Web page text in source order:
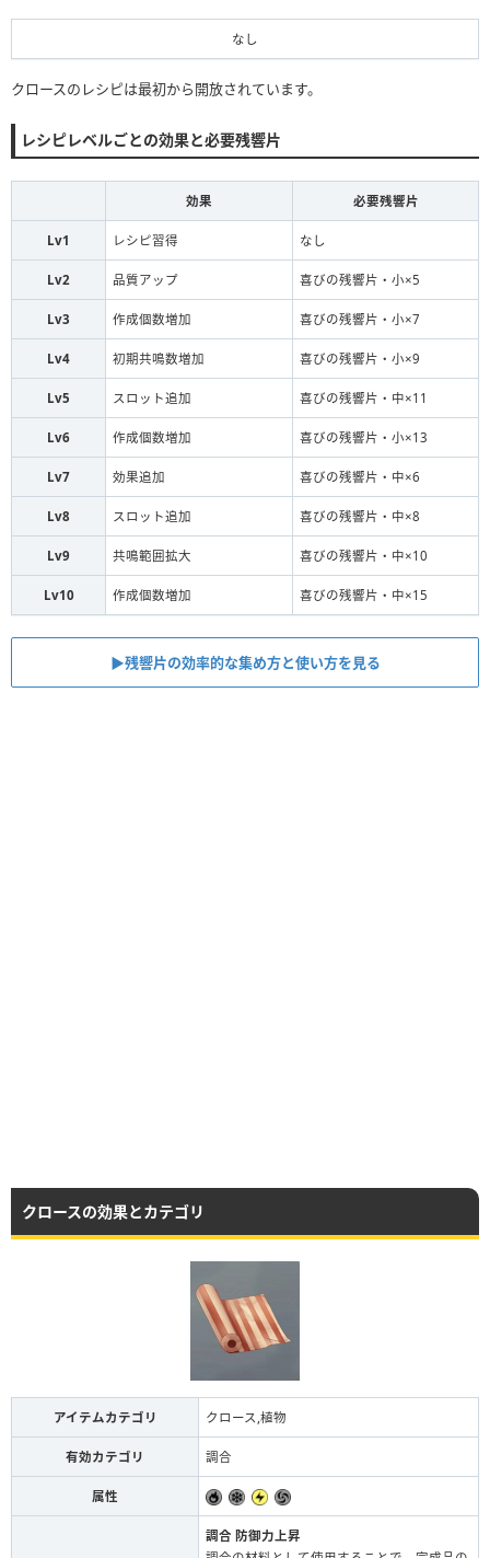
なし
クロースのレシピは最初から開放されています。
レシピレベルごとの効果と必要残響片
効果 必要残響片
Lv1 レシピ習得 なし
Lv2 品質アップ 喜びの残響片・小×5
Lv3 作成個数増加 喜びの残響片・小×7
Lv4 初期共鳴数増加 喜びの残響片・小×9
Lv5 スロット追加 喜びの残響片・中×11
Lv6 作成個数増加 喜びの残響片・小×13
Lv7 効果追加 喜びの残響片・中×6
Lv8 スロット追加 喜びの残響片・中×8
Lv9 共鳴範囲拡大 喜びの残響片・中×10
Lv10 作成個数増加 喜びの残響片・中×15
▶︎残響片の効率的な集め方と使い方を見る
クロースの効果とカテゴリ
アイテムカテゴリ クロース,植物
有効カテゴリ 調合
属性
調合 防御力上昇